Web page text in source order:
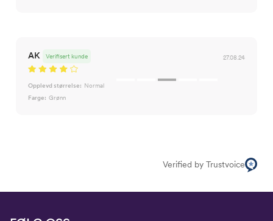
AK 27.08.24
Verifisert kunde
Opplevd størrelse: Normal
Farge: Grønn
Verified by Trustvoice